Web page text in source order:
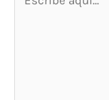
aquí...